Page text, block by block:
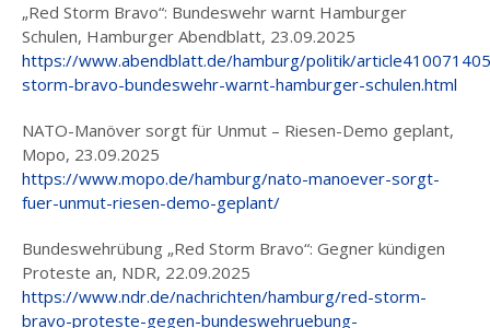
„Red Storm Bravo“: Bundeswehr warnt Hamburger
Schulen, Hamburger Abendblatt, 23.09.2025
https://www.abendblatt.de/hamburg/politik/
storm-bravo-bundeswehr-warnt-hamburger-schulen.html
NATO-Manöver sorgt für Unmut – Riesen-Demo geplant,
Mopo, 23.09.2025
https://www.mopo.de/hamburg/nato-manoever-sorgt-
fuer-unmut-riesen-demo-geplant/
Bundeswehrübung „Red Storm Bravo“: Gegner kündigen
Proteste an, NDR, 22.09.2025
https://www.ndr.de/nachrichten/hamburg/red-storm-
bravo-proteste-gegen-bundeswehruebung-